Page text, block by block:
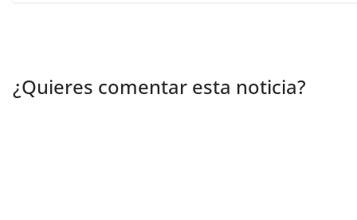
¿Quieres comentar esta noticia?